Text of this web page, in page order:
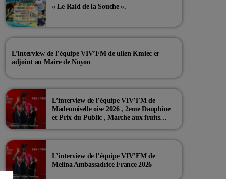
« Le Raid de la Souche ».
L’interview de l’équipe VIV’FM de ulien Kmiec er
adjoint au Maire de Noyon
L’interview de l’équipe VIV’FM de
Mademoiselle oise 2026 , 2eme Dauphine
et Prix du Public , Marche aux fruits
L’interview de l’équipe VIV’FM de
Melina Ambassadrice France 2026